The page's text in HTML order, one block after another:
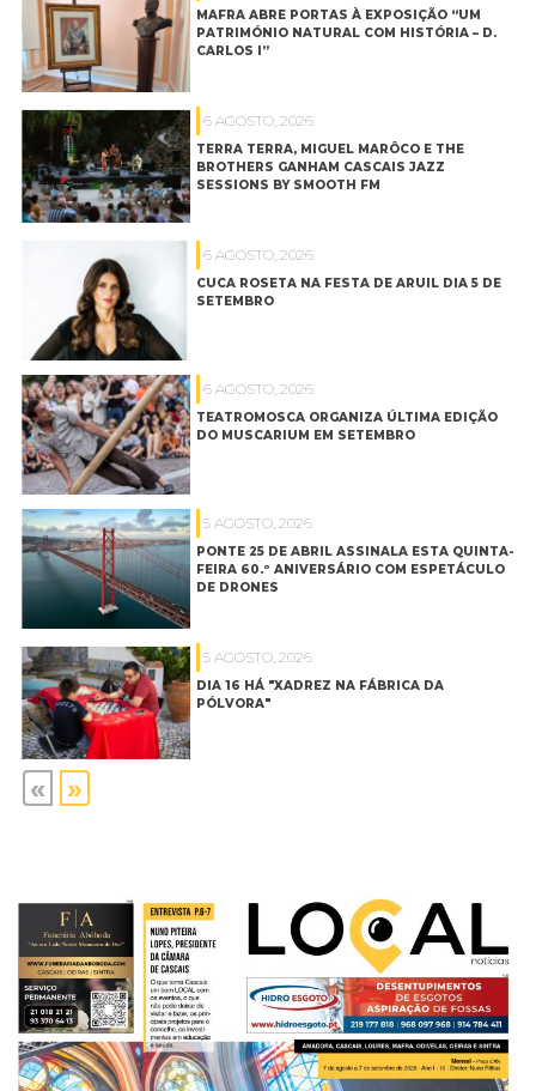
MAFRA ABRE PORTAS À EXPOSIÇÃO “UM
PATRIMÓNIO NATURAL COM HISTÓRIA – D.
CARLOS I”
6 AGOSTO, 2026
TERRA TERRA, MIGUEL MARÔCO E THE
BROTHERS GANHAM CASCAIS JAZZ
SESSIONS BY SMOOTH FM
6 AGOSTO, 2026
CUCA ROSETA NA FESTA DE ARUIL DIA 5 DE
SETEMBRO
6 AGOSTO, 2026
TEATROMOSCA ORGANIZA ÚLTIMA EDIÇÃO
DO MUSCARIUM EM SETEMBRO
5 AGOSTO, 2026
PONTE 25 DE ABRIL ASSINALA ESTA QUINTA-
FEIRA 60.º ANIVERSÁRIO COM ESPETÁCULO
DE DRONES
5 AGOSTO, 2026
DIA 16 HÁ "XADREZ NA FÁBRICA DA
PÓLVORA"
« »